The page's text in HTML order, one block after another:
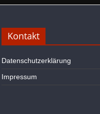
Kontakt
Datenschutzerklärung
Impressum